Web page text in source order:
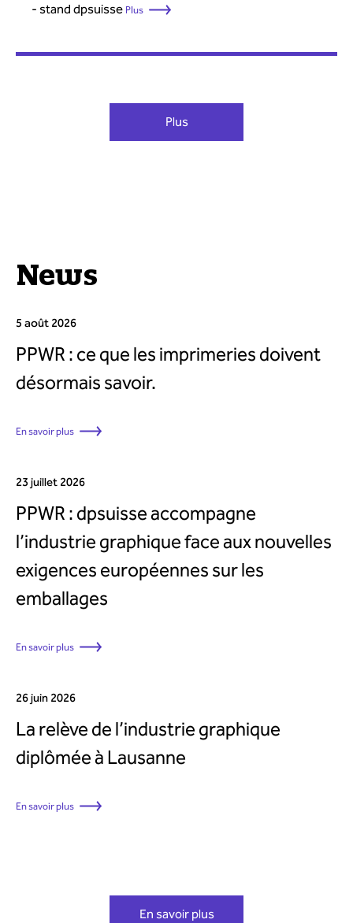
- stand dpsuisse Plus
Plus
News
5 août 2026
PPWR : ce que les imprimeries doivent
désormais savoir.
En savoir plus
23 juillet 2026
PPWR : dpsuisse accompagne
l’industrie graphique face aux nouvelles
exigences européennes sur les
emballages
En savoir plus
26 juin 2026
La relève de l’industrie graphique
diplômée à Lausanne
En savoir plus
En savoir plus